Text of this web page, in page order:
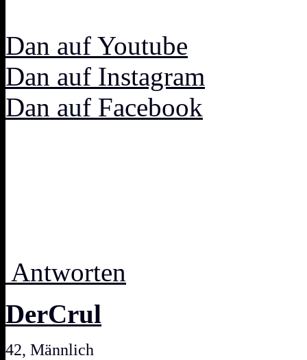
Dan auf Youtube
Dan auf Instagram
Dan auf Facebook
Antworten
DerCrul
42, Männlich